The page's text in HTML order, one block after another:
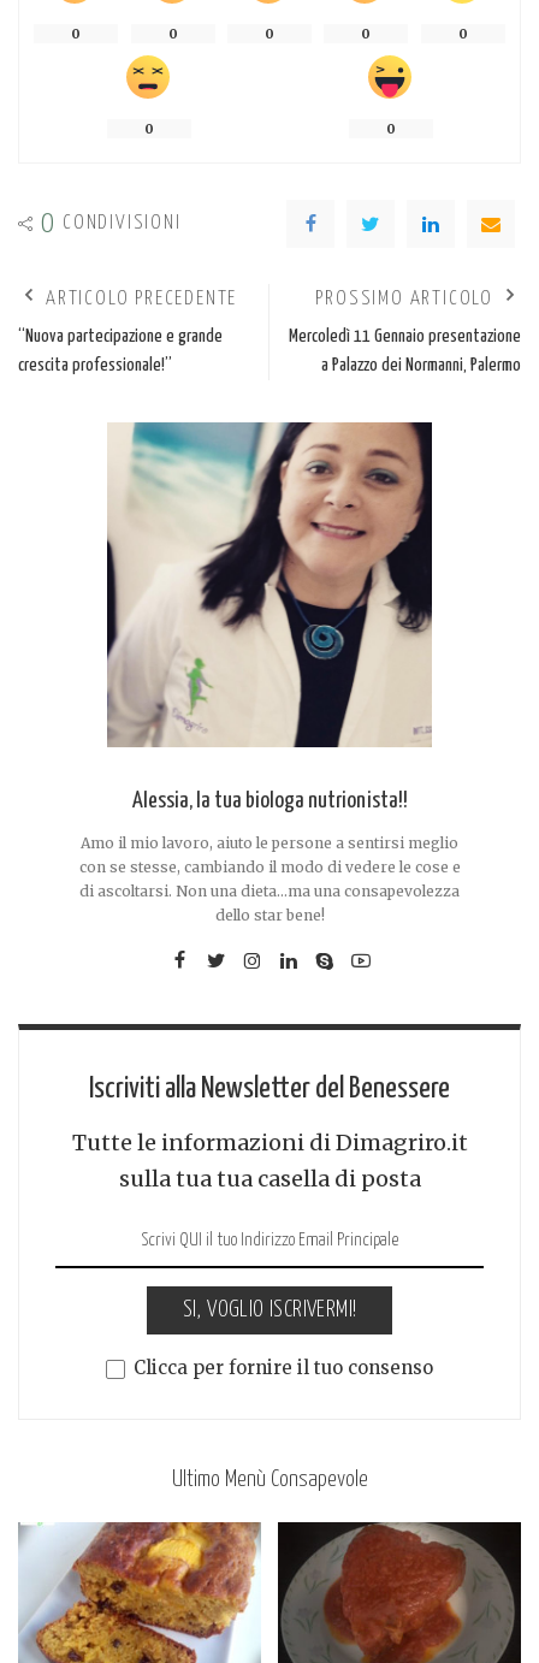
0 0 0 0 0
0 0
0 CONDIVISIONI
ARTICOLO PRECEDENTE
“Nuova partecipazione e grande
crescita professionale!”
PROSSIMO ARTICOLO
Mercoledì 11 Gennaio presentazione
a Palazzo dei Normanni, Palermo
Alessia, la tua biologa nutrionista!!
Amo il mio lavoro, aiuto le persone a sentirsi meglio
con se stesse, cambiando il modo di vedere le cose e
di ascoltarsi. Non una dieta...ma una consapevolezza
dello star bene!
Iscriviti alla Newsletter del Benessere
Tutte le informazioni di Dimagriro.it
sulla tua tua casella di posta
SI, VOGLIO ISCRIVERMI!
Clicca per fornire il tuo consenso
Ultimo Menù Consapevole